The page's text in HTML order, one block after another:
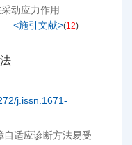
动应力作用...
<施引文献>(12)
j.issn.1671-
自适应诊断方法易受